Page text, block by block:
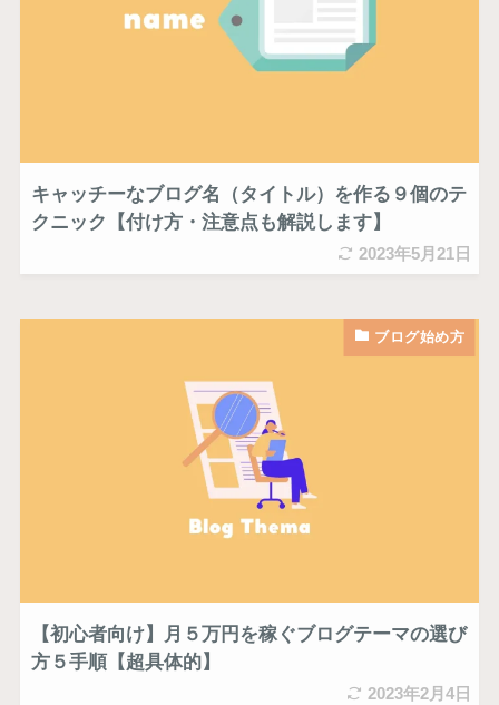
キャッチーなブログ名（タイトル）を作る９個のテ
クニック【付け方・注意点も解説します】
2023年5月21日
ブログ始め方
【初心者向け】月５万円を稼ぐブログテーマの選び
方５手順【超具体的】
2023年2月4日